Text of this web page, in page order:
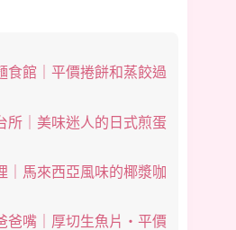
食館｜平價捲餅和蒸餃過
所｜美味迷人的日式煎蛋
｜馬來西亞風味的椰漿咖
爸嘴｜厚切生魚片‧平價